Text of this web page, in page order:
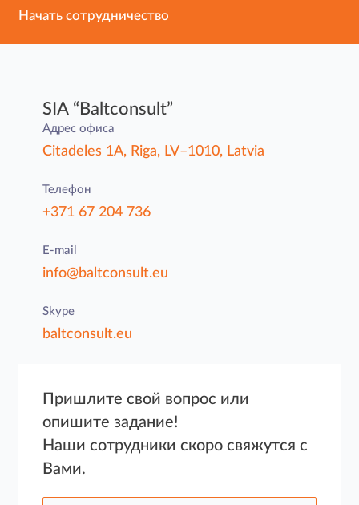
Начать сотрудничество
SIA “Baltconsult”
Адрес офиса
Citadeles 1A, Riga, LV–1010, Latvia
Телефон
+371 67 204 736
E-mail
info@baltconsult.eu
Skype
baltconsult.eu
Пришлите свой вопрос или
опишите задание!
Наши сотрудники скоро свяжутся с
Вами.